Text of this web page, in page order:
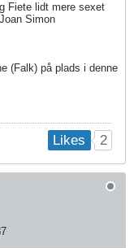
Fiete lidt mere sexet
Simon
(Falk) på plads i denne
Likes 2